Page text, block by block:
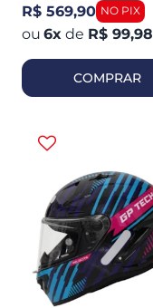
R$ 569,90
6x de R$ 99,98
COMPRAR